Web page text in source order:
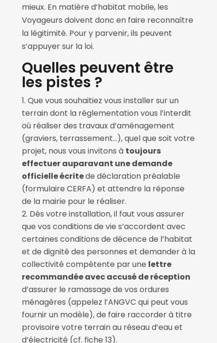
mieux. En matière d’habitat mobile, les
Voyageurs doivent donc en faire reconnaître
la légitimité. Pour y parvenir, ils peuvent
s’appuyer sur la loi.
Quelles peuvent être
les pistes ?
Que vous souhaitiez vous installer sur un
terrain dont la réglementation vous l’interdit
où réaliser des travaux d’aménagement
(graviers, terrassement…), quel que soit votre
projet, nous vous invitons à toujours
effectuer auparavant une demande
officielle écritede déclaration préalable
(formulaire CERFA) et attendre la réponse
de la mairie pour le réaliser.
Dès votre installation, il faut vous assurer
que vos conditions de vie s’accordent avec
certaines conditions de décence de l’habitat
et de dignité des personnes et demander à la
collectivité compétente par une lettre
recommandée avec accusé de réception
d’assurer le ramassage de vos ordures
ménagères (appelez l’ANGVC qui peut vous
fournir un modèle), de faire raccorder à titre
provisoire votre terrain au réseau d’eau et
d’électricité (cf. fiche 13).